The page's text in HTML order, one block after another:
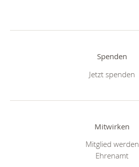
Spenden
Jetzt spenden
Mitwirken
Mitglied werden
Ehrenamt